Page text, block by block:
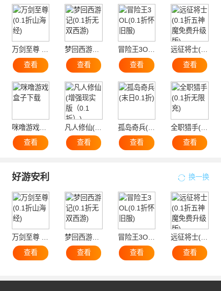
万剑至尊 (0.1折山海经)
查看
梦回西游记(0.1折无双西游)
查看
冒险王3OL(0.1折怀旧服)
查看
远征将士(0.1折五神魔免费升级版)
查看
咪噜游戏盒子下载
查看
查看
孤岛奇兵(末日0.1折)
查看
查看
好游安利 换一换
万剑至尊 (0.1折山海经)
查看
梦回西游记(0.1折无双西游)
查看
冒险王3OL(0.1折怀旧服)
查看
远征将士(0.1折五神魔免费升级版)
查看